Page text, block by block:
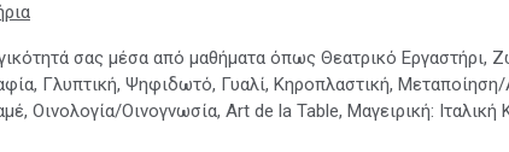
σας μέσα από μαθήματα όπως Θεατρικό Εργαστήρι,
Γλυπτική, Ψηφιδωτό, Γυαλί, Κηροπλαστική,
Οινολογία/Οινογνωσία, Art de la Table, Μαγειρική: Ιταλική